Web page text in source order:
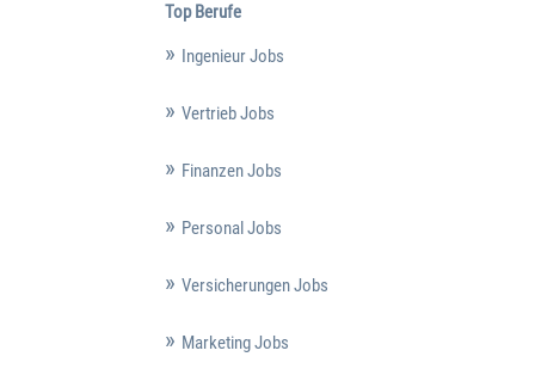
Top Berufe
Ingenieur Jobs
Vertrieb Jobs
Finanzen Jobs
Personal Jobs
Versicherungen Jobs
Marketing Jobs